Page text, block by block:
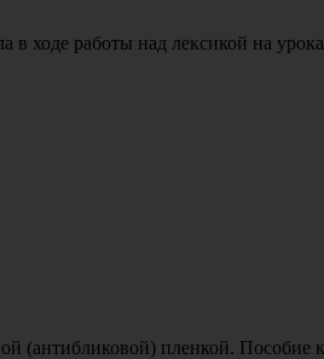
ходе работы над лексикой на
пленкой. Пособие